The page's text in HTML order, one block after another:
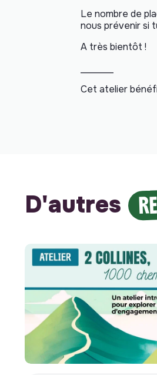
Le nombre de
nous prévenir si
A très bientôt !
Cet atelier
D'autres